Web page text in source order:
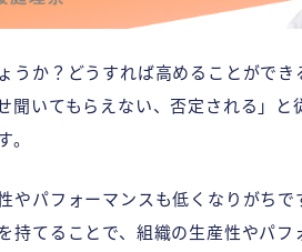
うか？どうすれば高めることがで
聞いてもらえない、否定される」と
やパフォーマンスも低くなりがち
持てることで、組織の生産性やパフ